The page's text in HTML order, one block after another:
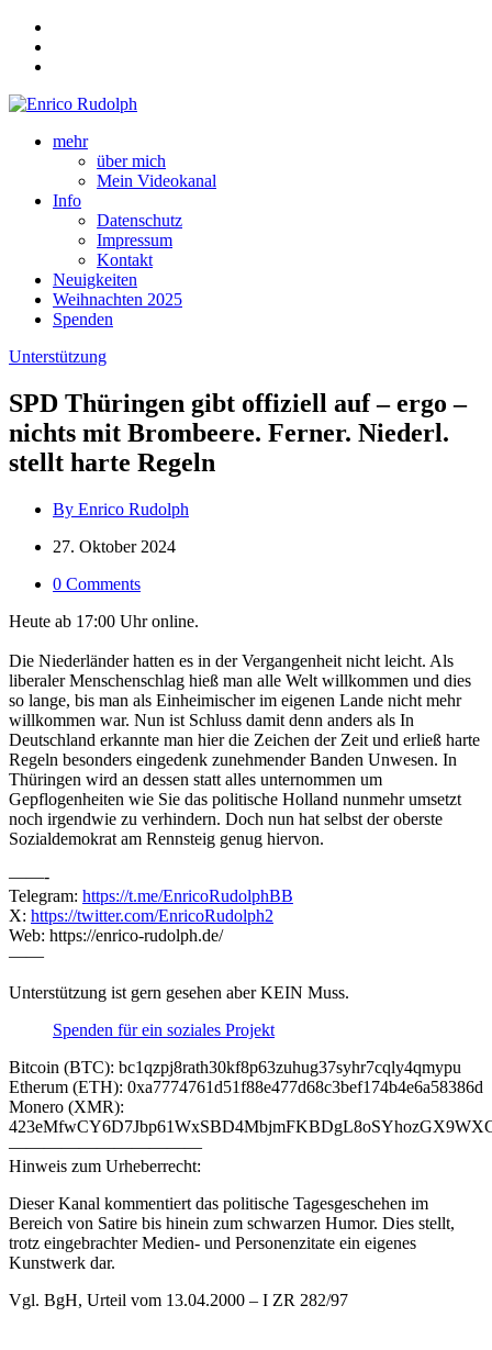
mehr
über mich
Mein Videokanal
Info
Datenschutz
Impressum
Kontakt
Neuigkeiten
Weihnachten 2025
Spenden
Unterstützung
SPD Thüringen gibt offiziell auf – ergo –
nichts mit Brombeere. Ferner. Niederl.
stellt harte Regeln
By Enrico Rudolph
27. Oktober 2024
0 Comments
Heute ab 17:00 Uhr online.
Die Niederländer hatten es in der Vergangenheit nicht leicht. Als
liberaler Menschenschlag hieß man alle Welt willkommen und dies
so lange, bis man als Einheimischer im eigenen Lande nicht mehr
willkommen war. Nun ist Schluss damit denn anders als In
Deutschland erkannte man hier die Zeichen der Zeit und erließ harte
Regeln besonders eingedenk zunehmender Banden Unwesen. In
Thüringen wird an dessen statt alles unternommen um
Gepflogenheiten wie Sie das politische Holland nunmehr umsetzt
noch irgendwie zu verhindern. Doch nun hat selbst der oberste
Sozialdemokrat am Rennsteig genug hiervon.
——-
Telegram: https://t.me/EnricoRudolphBB
X: https://twitter.com/EnricoRudolph2
Web: https://enrico-rudolph.de/
——
Unterstützung ist gern gesehen aber KEIN Muss.
Spenden für ein soziales Projekt
Bitcoin (BTC): bc1qzpj8rath30kf8p63zuhug37syhr7cqly4qmypu
Etherum (ETH): 0xa7774761d51f88e477d68c3bef174b4e6a58386d
Monero (XMR):
———————————
Hinweis zum Urheberrecht:
Dieser Kanal kommentiert das politische Tagesgeschehen im
Bereich von Satire bis hinein zum schwarzen Humor. Dies stellt,
trotz eingebrachter Medien- und Personenzitate ein eigenes
Kunstwerk dar.
Vgl. BgH, Urteil vom 13.04.2000 – I ZR 282/97